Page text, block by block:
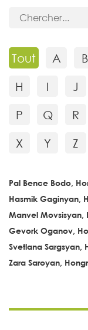
Tout A B
H
I J
P
Q R
X
Y Z
Pal Bence Bodo,
Hasmik Gaginyan,
Manvel Movsisyan,
Gevork Oganov,
Svetlana Sargsyan,
Zara Saroyan,